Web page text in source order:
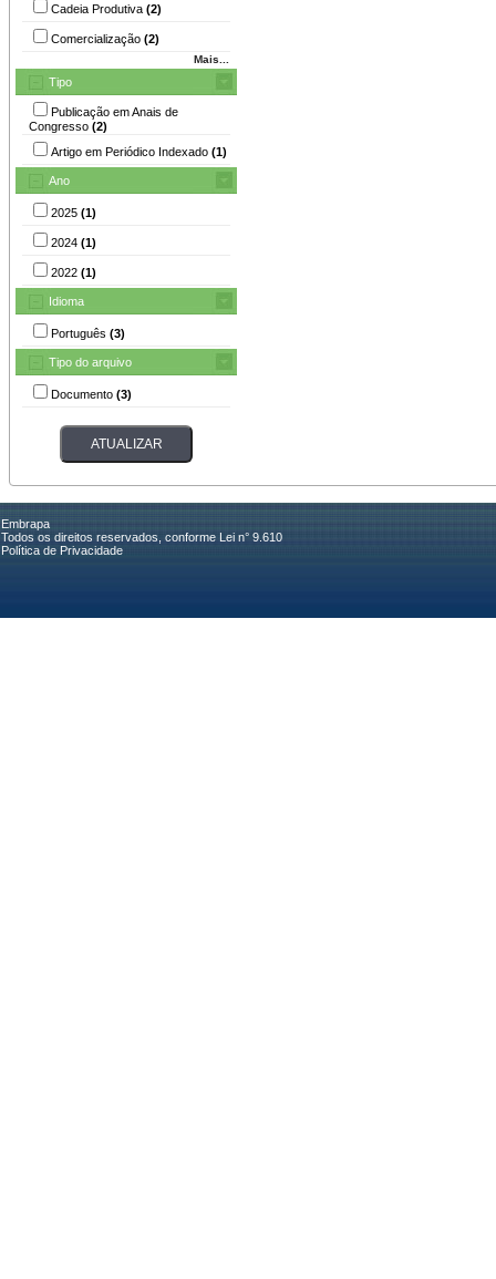
Cadeia Produtiva (2)
Comercialização (2)
Mais...
Tipo
Publicação em Anais de
Congresso (2)
Artigo em Periódico Indexado (1)
Ano
2025 (1)
2024 (1)
2022 (1)
Idioma
Português (3)
Tipo do arquivo
Documento (3)
Embrapa
Todos os direitos reservados, conforme Lei n° 9.610
Política de Privacidade